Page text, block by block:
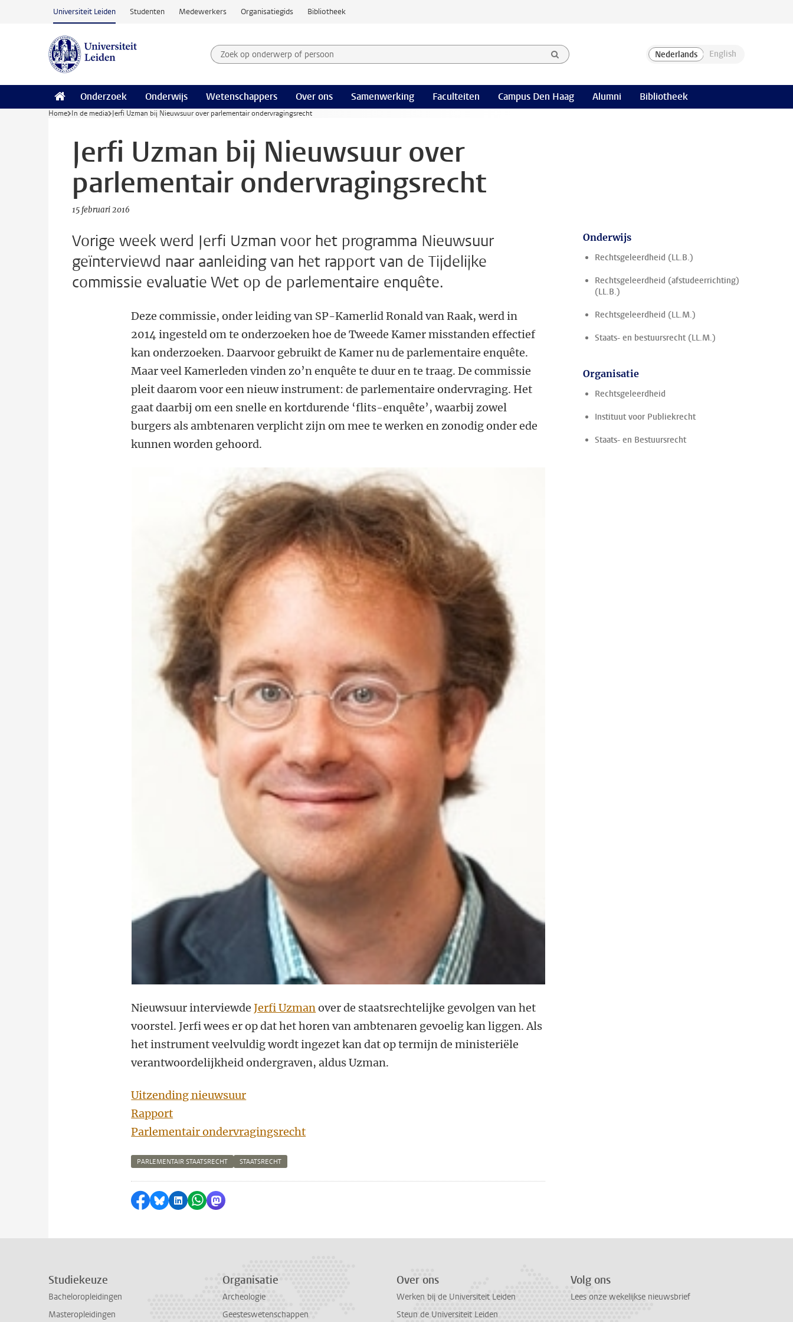
Ga naar hoofdinhoud
Universiteit Leiden Studenten Medewerkers Organisatiegids Bibliotheek
Zoek op onderwerp of persoon en selecteer categorie
Zoekterm
Onderzoek Onderwijs Wetenschappers Over ons Samenwerking Faculteiten Campus Den Haag Alumni Bibliotheek
Home In de media Jerfi Uzman bij Nieuwsuur over parlementair ondervragingsrecht
Jerfi Uzman bij Nieuwsuur over
parlementair ondervragingsrecht
15 februari 2016
Vorige week werd Jerfi Uzman voor het programma Nieuwsuur
geïnterviewd naar aanleiding van het rapport van de Tijdelijke
commissie evaluatie Wet op de parlementaire enquête.
Deze commissie, onder leiding van SP-Kamerlid Ronald van Raak, werd in
2014 ingesteld om te onderzoeken hoe de Tweede Kamer misstanden effectief
kan onderzoeken. Daarvoor gebruikt de Kamer nu de parlementaire enquête.
Maar veel Kamerleden vinden zo’n enquête te duur en te traag. De commissie
pleit daarom voor een nieuw instrument: de parlementaire ondervraging. Het
gaat daarbij om een snelle en kortdurende ‘flits-enquête’, waarbij zowel
burgers als ambtenaren verplicht zijn om mee te werken en zonodig onder ede
kunnen worden gehoord.
Nieuwsuur interviewdeJerfi Uzmanover de staatsrechtelijke gevolgen van het
voorstel. Jerfi wees er op dat het horen van ambtenaren gevoelig kan liggen. Als
het instrument veelvuldig wordt ingezet kan dat op termijn de ministeriële
verantwoordelijkheid ondergraven, aldus Uzman.
Uitzending nieuwsuur
Rapport
Parlementair ondervragingsrecht
PARLEMENTAIR STAATSRECHT STAATSRECHT
Delen op Facebook
Delen via Bluesky
Delen op LinkedIn
Delen via WhatsApp
Delen via Mastodon
Onderwijs
Rechtsgeleerdheid (LL.B.)
Rechtsgeleerdheid (afstudeerrichting)
(LL.B.)
Rechtsgeleerdheid (LL.M.)
Staats- en bestuursrecht (LL.M.)
Organisatie
Rechtsgeleerdheid
Instituut voor Publiekrecht
Staats- en Bestuursrecht
Studiekeuze
Bacheloropleidingen
Masteropleidingen
Organisatie
Archeologie
Geesteswetenschappen
Over ons
Werken bij de Universiteit Leiden
Steun de Universiteit Leiden
Volg ons
Lees onze wekelijkse nieuwsbrief